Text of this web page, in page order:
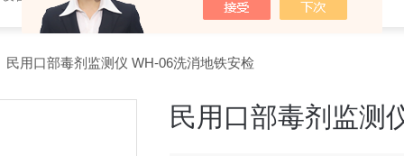
用口部毒剂监测仪 WH-06洗消地铁安检
民用口部毒剂监测